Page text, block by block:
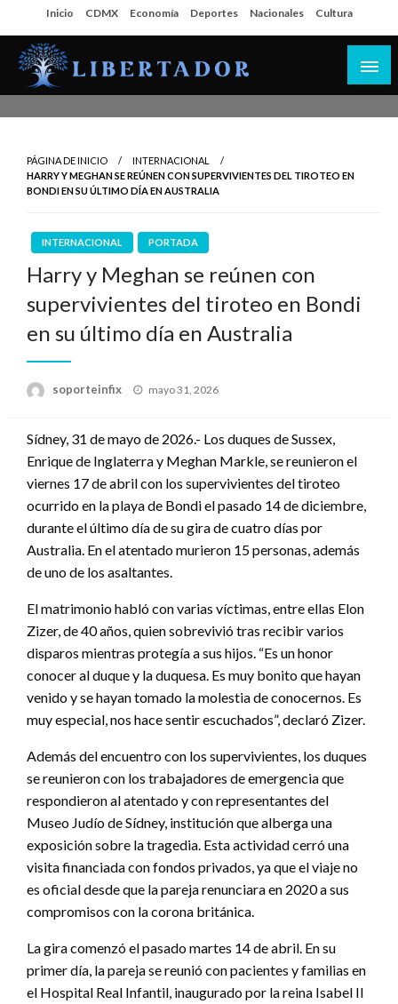
al
contenido
Inicio CDMX Economía Deportes Nacionales Cultura
PÁGINA DE INICIO
INTERNACIONAL
HARRY Y MEGHAN SE REÚNEN CON SUPERVIVIENTES DEL TIROTEO EN
BONDI EN SU ÚLTIMO DÍA EN AUSTRALIA
INTERNACIONAL PORTADA
Harry y Meghan se reúnen con
supervivientes del tiroteo en Bondi
en su último día en Australia
soporteinfix
Publicado
mayo 31, 2026
Sídney, 31 de mayo de 2026.- Los duques de Sussex,
Enrique de Inglaterra y Meghan Markle, se reunieron el
viernes 17 de abril con los supervivientes del tiroteo
ocurrido en la playa de Bondi el pasado 14 de diciembre,
durante el último día de su gira de cuatro días por
Australia. En el atentado murieron 15 personas, además
de uno de los asaltantes.
El matrimonio habló con varias víctimas, entre ellas Elon
Zizer, de 40 años, quien sobrevivió tras recibir varios
disparos mientras protegía a sus hijos. “Es un honor
conocer al duque y la duquesa. Es muy bonito que hayan
venido y se hayan tomado la molestia de conocernos. Es
muy especial, nos hace sentir escuchados”, declaró Zizer.
Además del encuentro con los supervivientes, los duques
se reunieron con los trabajadores de emergencia que
respondieron al atentado y con representantes del
Museo Judío de Sídney, institución que alberga una
exposición sobre la tragedia. Esta actividad cerró una
visita financiada con fondos privados, ya que el viaje no
es oficial desde que la pareja renunciara en 2020 a sus
compromisos con la corona británica.
La gira comenzó el pasado martes 14 de abril. En su
primer día, la pareja se reunió con pacientes y familias en
el Hospital Real Infantil, inaugurado por la reina Isabel II